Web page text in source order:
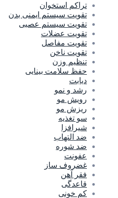
تراکم استخوان
تقویت سیستم ایمنی بدن
تقویت سیستم عصبی
تقویت عضلات
تقویت مفاصل
تقویت ناخن
تنظیم وزن
حفظ سلامت بینایی
دیابت
رشد و نمو
رویش مو
ریزش مو
سو تغذیه
شیرافزا
ضد التهاب
ضد شوره
عفونت
غضروف ساز
فقر آهن
قاعدگی
کم خونی